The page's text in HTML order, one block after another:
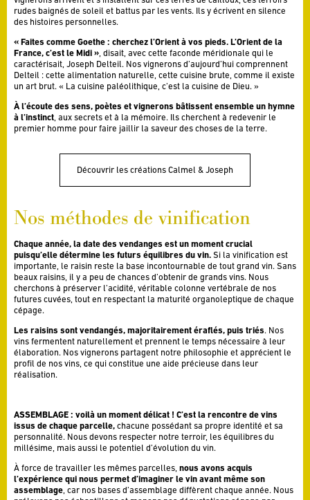
rudes baignés de soleil et battus par les vents. Ils y écrivent en silence
des histoires personnelles.
« Faites comme Goethe : cherchez l’Orient à vos pieds. L’Orient de la
France, c’est le Midi », disait, avec cette faconde méridionale qui le
caractérisait, Joseph Delteil. Nos vignerons d’aujourd’hui comprennent
Delteil : cette alimentation naturelle, cette cuisine brute, comme il existe
un art brut. « La cuisine paléolithique, c’est la cuisine de Dieu. »
À l’écoute des sens, poètes et vignerons bâtissent ensemble un hymne
à l’instinct, aux secrets et à la mémoire. Ils cherchent à redevenir le
premier homme pour faire jaillir la saveur des choses de la terre.
Découvrir les créations Calmel & Joseph
Nos méthodes de vinification
Chaque année, la date des vendanges est un moment crucial
puisqu’elle détermine les futurs équilibres du vin. Si la vinification est
importante, le raisin reste la base incontournable de tout grand vin. Sans
beaux raisins, il y a peu de chances d’obtenir de grands vins. Nous
cherchons à préserver l’acidité, véritable colonne vertébrale de nos
futures cuvées, tout en respectant la maturité organoleptique de chaque
cépage.
Les raisins sont vendangés, majoritairement éraflés, puis triés. Nos
vins fermentent naturellement et prennent le temps nécessaire à leur
élaboration. Nos vignerons partagent notre philosophie et apprécient le
profil de nos vins, ce qui constitue une aide précieuse dans leur
réalisation.
ASSEMBLAGE : voilà un moment délicat ! C’est la rencontre de vins
issus de chaque parcelle, chacune possédant sa propre identité et sa
personnalité. Nous devons respecter notre terroir, les équilibres du
millésime, mais aussi le potentiel d’évolution du vin.
À force de travailler les mêmes parcelles, nous avons acquis
l’expérience qui nous permet d’imaginer le vin avant même son
assemblage, car nos bases d’assemblage diffèrent chaque année. Nous